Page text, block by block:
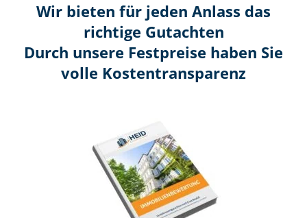
Wir bieten für jeden Anlass das
richtige Gutachten
Durch unsere Festpreise haben Sie
volle Kosten­transparenz